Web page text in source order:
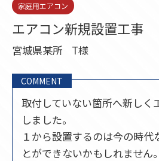
家庭用エアコン
エアコン新規設置工事
宮城県某所 T様
COMMENT
取付していない箇所へ新しく
しました。
１から設置するのは今の時代
とができないかもしれません。